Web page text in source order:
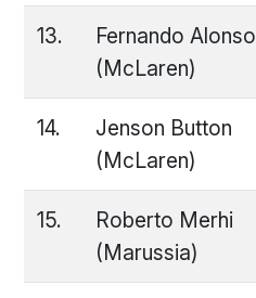
13.
Fernando Alonso
(McLaren)
14.
Jenson Button
(McLaren)
15.
Roberto Merhi
(Marussia)